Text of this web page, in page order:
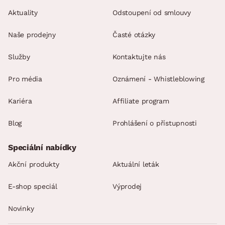
Aktuality
Naše prodejny
Služby
Pro média
Kariéra
Blog
Odstoupení od smlouvy
Časté otázky
Kontaktujte nás
Oznámení - Whistleblowing
Affiliate program
Prohlášení o přístupnosti
Speciální nabídky
Akční produkty Aktuální leták
E-shop speciál Výprodej
Novinky